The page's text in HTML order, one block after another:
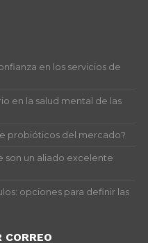
en los servicios de
en la salud mental de las
probióticos del mercado?
son un aliado excelente
opciones para definir las